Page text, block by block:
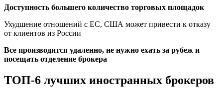
Доступность большего количество торговых площадок
Ухудшение отношений с ЕС, США может привести к отказу
от клиентов из России
Все производится удаленно, не нужно ехать за рубеж и
посещать отделение брокера
ТОП-6 лучших иностранных брокеров